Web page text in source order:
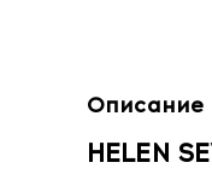
Описание
HELEN